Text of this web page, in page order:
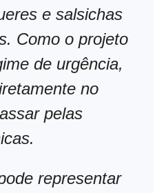
e salsichas
Como o projeto
de urgência,
no
pelas
representar